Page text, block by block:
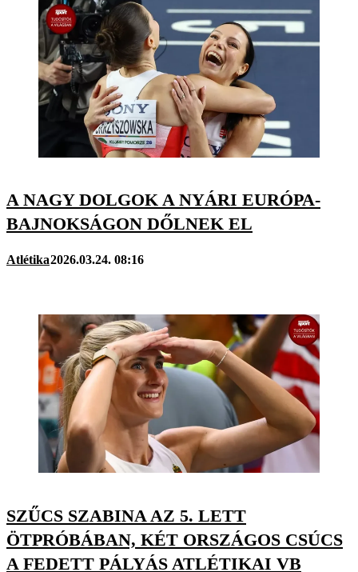
A NAGY DOLGOK A NYÁRI EURÓPA-
BAJNOKSÁGON DŐLNEK EL
Atlétika2026.03.24. 08:16
SZŰCS SZABINA AZ 5. LETT
ÖTPRÓBÁBAN, KÉT ORSZÁGOS CSÚCS
A FEDETT PÁLYÁS ATLÉTIKAI VB